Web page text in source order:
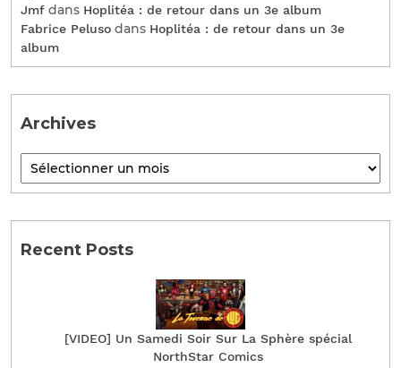
Jmf dans Hoplitéa : de retour dans un 3e album
Fabrice Peluso dans Hoplitéa : de retour dans un 3e
album
Archives
Recent Posts
[VIDEO] Un Samedi Soir Sur La Sphère spécial
NorthStar Comics